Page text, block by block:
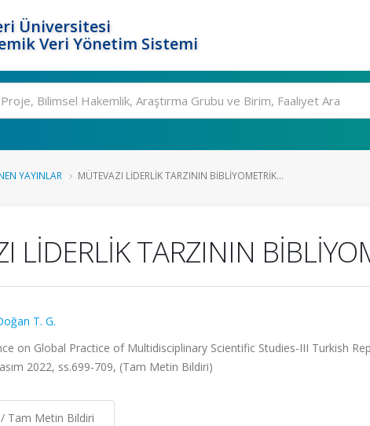
Üniversitesi
Veri Yönetim Sistemi
YAYINLAR MÜTEVAZI LİDERLİK TARZININ BİBLİYOMETRİK...
LİDERLİK TARZININ
T. G.
on Global Practice of Multidisciplinary Scientific Studies-III Turkish
2022, ss.699-709, (Tam Metin Bildiri)
Tam Metin Bildiri